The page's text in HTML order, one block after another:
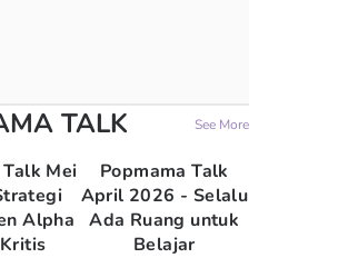
TALK See More
Mei
Alpha
Popmama Talk
April 2026 - Selalu
Ada Ruang untuk
Belajar